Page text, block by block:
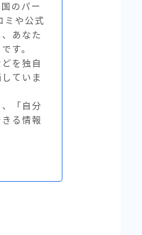
のパー
ミや公式
あなた
す。
を独自
ていま
「自分
る情報